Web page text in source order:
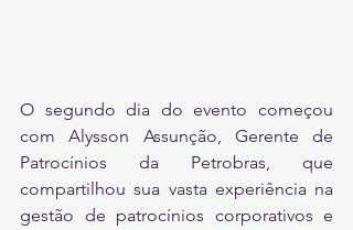
O segundo dia do evento começou
com Alysson Assunção, Gerente de
Patrocínios da Petrobras, que
compartilhou sua vasta experiência na
gestão de patrocínios corporativos e